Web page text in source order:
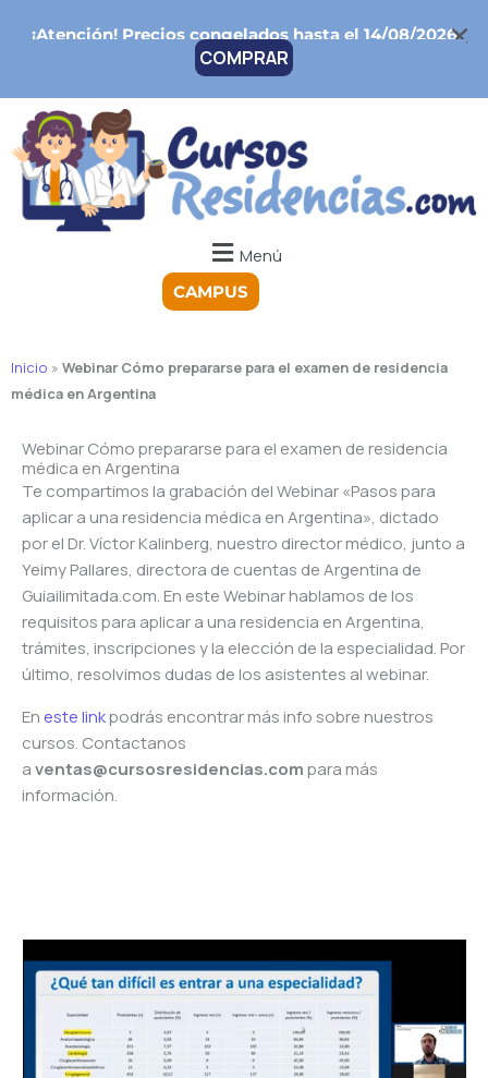
¡Atención!Precios congelados hasta el 14/08/2026
COMPRAR
Menú
CAMPUS
Inicio » Webinar Cómo prepararse para el examen de residencia
médica en Argentina
Webinar Cómo prepararse para el examen de residencia
médica en Argentina
Te compartimos la grabación del Webinar «Pasos para
aplicar a una residencia médica en Argentina», dictado
por el Dr. Víctor Kalinberg, nuestro director médico, junto a
Yeimy Pallares, directora de cuentas de Argentina de
Guiailimitada.com. En este Webinar hablamos de los
requisitos para aplicar a una residencia en Argentina,
trámites, inscripciones y la elección de la especialidad. Por
último, resolvimos dudas de los asistentes al webinar.
En este linkpodrás encontrar más info sobre nuestros
cursos. Contactanos
aventas@cursosresidencias.compara más
información.